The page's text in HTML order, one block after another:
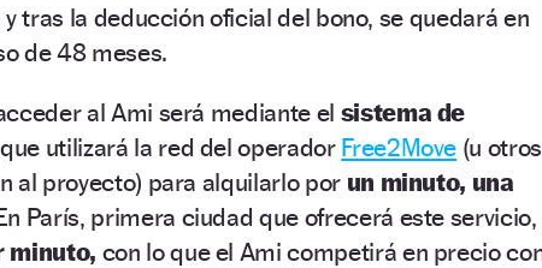
tras la deducción oficial del bono, se quedará en
de 48 meses.
al Ami será mediante el sistema de
que utilizará la red del operador Free2Move (u otros
al proyecto) para alquilarlo por un minuto, una
París, primera ciudad que ofrecerá este servicio,
minuto, con lo que el Ami competirá en precio